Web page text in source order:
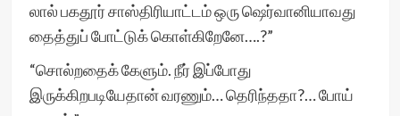
லால் பகதூர் சாஸ்திரியாட்டம் ஒரு ஷெர்வானியாவது
தைத்துப் போட்டுக் கொள்கிறேனே….?”
“சொல்றதைக் கேளும். நீர் இப்போது
இருக்கிறபடியேதான் வரணும்… தெரிந்ததா?… போய்